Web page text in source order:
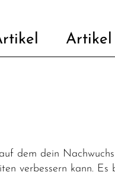
Artikel
dem dein
verbessern kann.